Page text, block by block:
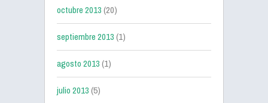
octubre 2013(20)
septiembre 2013(1)
agosto 2013(1)
julio 2013(5)